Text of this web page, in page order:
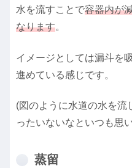
水を流すことで容器内が
なります。
イメージとしては漏斗を
進めている感じです。
(図のように水道の水を流
ったいないなといつも思
蒸留